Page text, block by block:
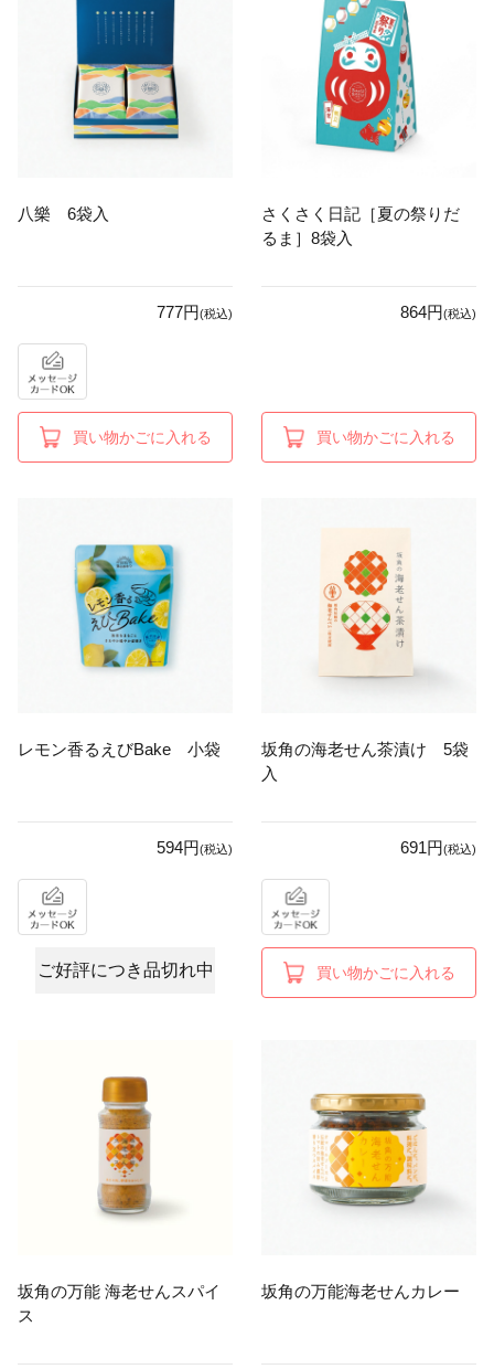
八樂 6袋入
777円(税込)
買い物かごに入れる
さくさく日記［夏の祭りだ
るま］8袋入
864円(税込)
買い物かごに入れる
レモン香るえびBake 小袋
594円(税込)
ご好評につき品切れ中
坂角の海老せん茶漬け 5袋
入
691円(税込)
買い物かごに入れる
坂角の万能 海老せんスパイ
ス
坂角の万能海老せんカレー